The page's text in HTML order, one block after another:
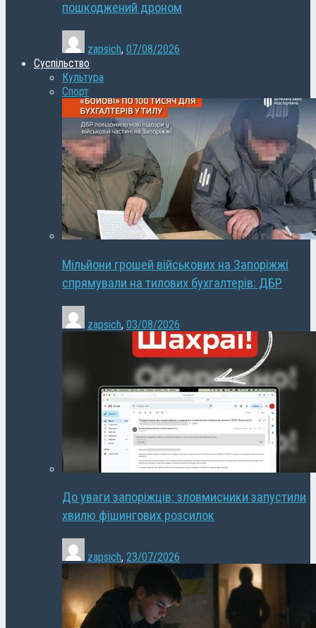
пошкоджений дроном
zapsich, 07/08/2026
Суспільство
Культура
Спорт
Мільйони грошей військових на Запоріжжі
спрямували на тилових бухгалтерів: ДБР
zapsich, 03/08/2026
До уваги запоріжців: зловмисники запустили
хвилю фішингових розсилок
zapsich, 23/07/2026